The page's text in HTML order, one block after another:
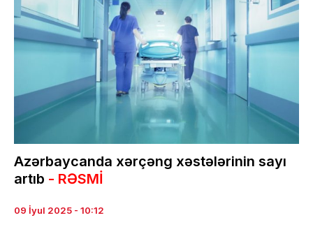
Azərbaycanda xərçəng xəstələrinin sayı
artıb - RƏSMİ
09 İyul 2025 - 10:12